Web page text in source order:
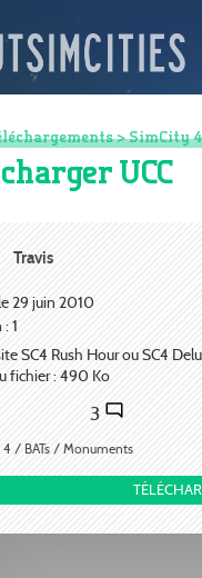
>SimCity 4
UCC
Travis
29 juin 2010
1
SC4 Rush Hour ou SC4
fichier : 490 Ko
3
/ BATs / Monuments